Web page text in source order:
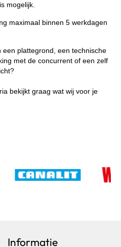
mogelijk.
maximaal binnen 5 werkdagen
plattegrond, een technische
met de concurrent of een zelf
bekijkt graag wat wij voor je
Informatie